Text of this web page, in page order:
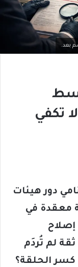
بعد.
تكفي
دور هيئات
معقدة في
لم تُردَم
الحلقة؟